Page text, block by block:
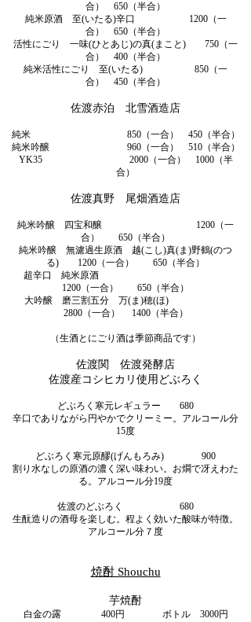
合） 650（半合）
純米原酒 至(いたる)辛口 1200（一
合） 650（半合）
活性にごり 一味(ひとあじ)の真(まこと) 750（一
合） 400（半合）
純米活性にごり 至(いたる) 850（一
合） 450（半合）
佐渡赤泊 北雪酒造店
純米 850（一合） 450（半合）
純米吟醸 960（一合） 510（半合）
YK35 2000（一合） 1000（半
合）
佐渡真野 尾畑酒造店
純米吟醸 四宝和醸 1200（一
合） 650（半合）
純米吟醸 無濾過生原酒 越(こし)真(ま)野鶴(のつ
る) 1200（一合） 650（半合）
超辛口 純米原酒
1200（一合） 650（半合）
大吟醸 磨三割五分 万(ま)穂(ほ)
2800（一合） 1400（半合）
​（生酒とにごり酒は季節商品です）
佐渡関 佐渡発酵店
佐渡産コシヒカリ使用どぶろく
どぶろく寒元レギュラー 680
辛口でありながら円やかでクリーミー。アルコール分
15度
どぶろく寒元原醪(げんもろみ) 900
割り水なしの原酒の濃く深い味わい。お燗で冴えわた
る。アルコール分19度
佐渡のどぶろく 680
生酛造りの酒母を楽しむ。程よく効いた酸味が特徴。
アルコール分７度
焼酎 Shouchu
芋焼酎
白金の露 400円 ボトル 3000円